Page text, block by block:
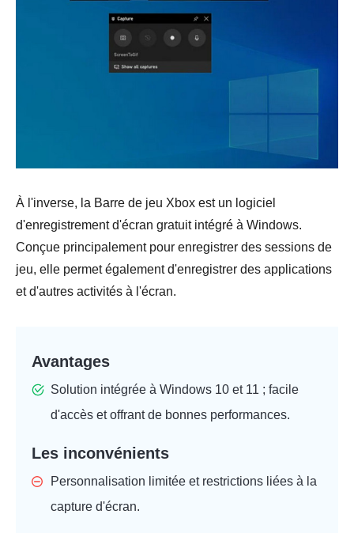
À l'inverse, la Barre de jeu Xbox est un logiciel
d'enregistrement d'écran gratuit intégré à Windows.
Conçue principalement pour enregistrer des sessions de
jeu, elle permet également d'enregistrer des applications
et d'autres activités à l'écran.
Avantages
Solution intégrée à Windows 10 et 11 ; facile
d'accès et offrant de bonnes performances.
Les inconvénients
Personnalisation limitée et restrictions liées à la
capture d'écran.